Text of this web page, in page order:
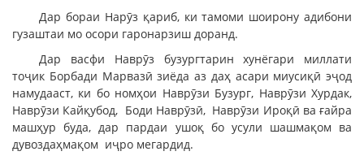
Дар бораи Нарӯз қариб, ки тамоми шоирону адибони
гузаштаи мо осори гаронарзиш доранд.
Дар васфи Наврӯз бузургтарин хунёгари миллати
тоҷик Борбади Марвазӣ зиёда аз даҳ асари миусиқӣ эҷод
намудааст, ки бо номҳои Наврӯзи Бузург, Наврӯзи Хурдак,
Наврӯзи Кайқубод, Боди Наврӯзӣ, Наврӯзи Ироқӣ ва ғайра
машҳур буда, дар пардаи ушоқ бо усули шашмақом ва
дувоздаҳмақом иҷро мегардид.